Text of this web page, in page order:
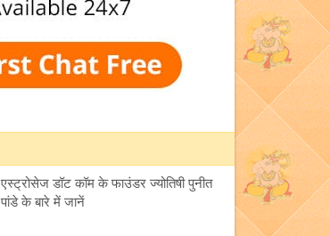
एस्ट्रोसेज डॉट कॉम के फाउंडर ज्योतिषी पुनीत
पांडे के बारे में जानें